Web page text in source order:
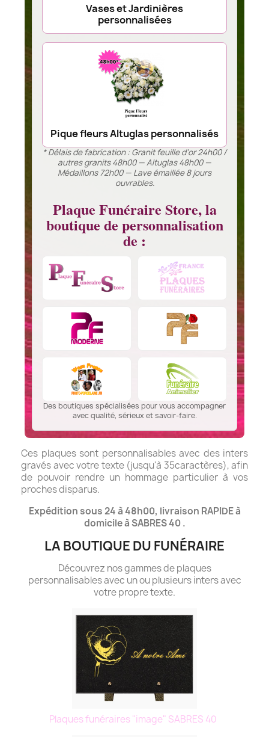
Vases et Jardinières
personnalisées
Pique fleurs Altuglas personnalisés
* Délais de fabrication : Granit feuille d’or 24h00 /
autres granits 48h00 — Altuglas 48h00 —
Médaillons 72h00 — Lave émaillée 8 jours
ouvrables.
Plaque Funéraire Store, la
boutique de personnalisation
de :
Des boutiques spécialisées pour vous accompagner
avec qualité, sérieux et savoir-faire.
Ces plaques sont personnalisables avec des inters
gravés avec votre texte (jusqu'à 35caractères), afin
de pouvoir rendre un hommage particulier à vos
proches disparus.
Expédition sous 24 à 48h00, livraison RAPIDE à
domicile à SABRES 40 .
LA BOUTIQUE DU FUNÉRAIRE
Découvrez nos gammes de plaques
personnalisables avec un ou plusieurs inters avec
votre propre texte.
Plaques funéraires "image" SABRES 40